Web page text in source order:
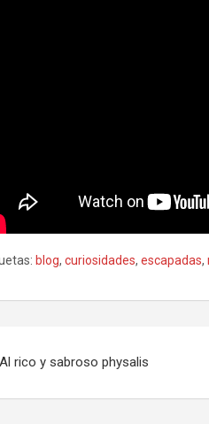
blog,curiosidades,escapadas,
Al rico y sabroso physalis